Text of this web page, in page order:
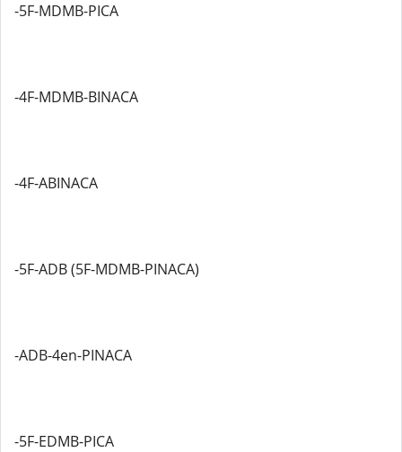
-5F-MDMB-PICA
-4F-MDMB-BINACA
-4F-ABINACA
-5F-ADB (5F-MDMB-PINACA)
-ADB-4en-PINACA
-5F-EDMB-PICA